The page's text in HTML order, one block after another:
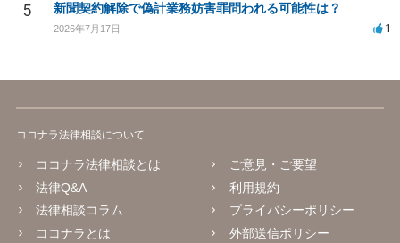
5 新聞契約解除で偽計業務妨害罪問われる可能性は？
2026年7月17日 1
ココナラ法律相談について
ココナラ法律相談とは
法律Q&A
法律相談コラム
ココナラとは
ご意見・ご要望
利用規約
プライバシーポリシー
外部送信ポリシー